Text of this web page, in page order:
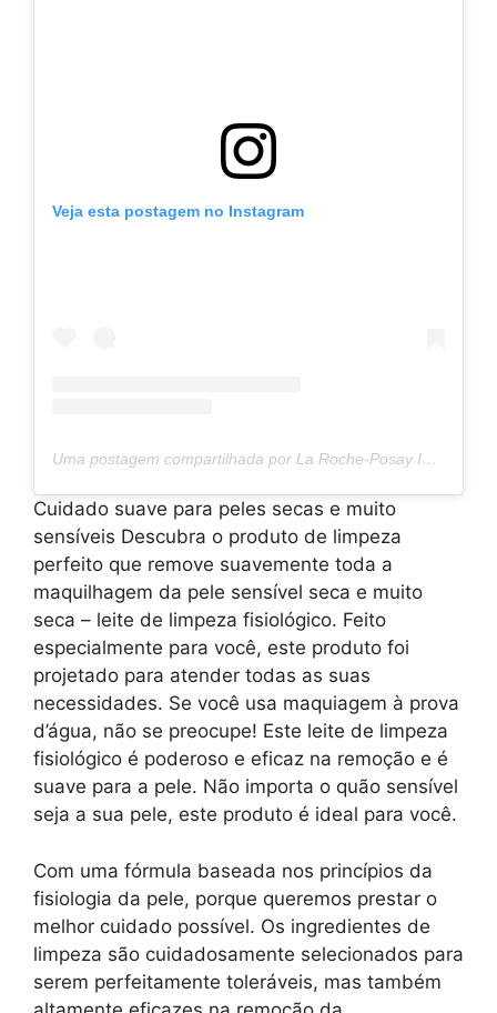
Veja esta postagem no Instagram
Uma postagem compartilhada por La Roche-Posay International (@larocheposay)
Cuidado suave para peles secas e muito
sensíveis Descubra o produto de limpeza
perfeito que remove suavemente toda a
maquilhagem da pele sensível seca e muito
seca – leite de limpeza fisiológico. Feito
especialmente para você, este produto foi
projetado para atender todas as suas
necessidades. Se você usa maquiagem à prova
d’água, não se preocupe! Este leite de limpeza
fisiológico é poderoso e eficaz na remoção e é
suave para a pele. Não importa o quão sensível
seja a sua pele, este produto é ideal para você.
Com uma fórmula baseada nos princípios da
fisiologia da pele, porque queremos prestar o
melhor cuidado possível. Os ingredientes de
limpeza são cuidadosamente selecionados para
serem perfeitamente toleráveis, mas também